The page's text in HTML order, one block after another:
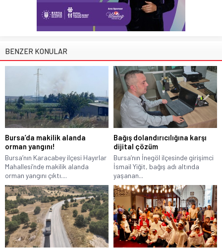
BENZER KONULAR
Bursa’da makilik alanda
orman yangını!
Bursa’nın Karacabey ilçesi Hayırlar
Mahallesi’nde makilik alanda
orman yangını çıktı....
Bağış dolandırıcılığına karşı
dijital çözüm
Bursa’nın İnegöl ilçesinde girişimci
İsmail Yiğit, bağış adı altında
yaşanan...